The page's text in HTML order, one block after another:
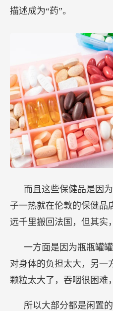
描述成为“药”。
而且这些保健品是因
子一热就在伦敦的保健品
远千里搬回法国，但其实
一方面是因为瓶瓶罐
对身体的负担太大，另一
颗粒太大了，吞咽很困难
所以大部分都是闲置